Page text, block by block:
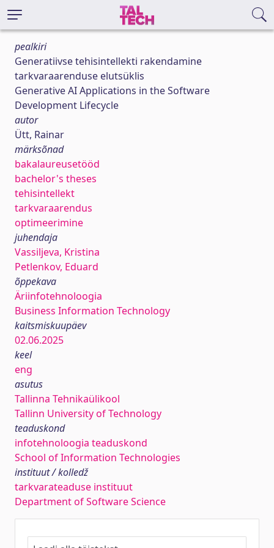
pealkiri
Generatiivse tehisintellekti rakendamine
tarkvaraarenduse elutsüklis
Generative AI Applications in the Software
Development Lifecycle
autor
Ütt, Rainar
märksõnad
bakalaureusetööd
bachelor's theses
tehisintellekt
tarkvaraarendus
optimeerimine
juhendaja
Vassiljeva, Kristina
Petlenkov, Eduard
õppekava
Äriinfotehnoloogia
Business Information Technology
kaitsmiskuupäev
02.06.2025
keel
eng
asutus
Tallinna Tehnikaülikool
Tallinn University of Technology
teaduskond
infotehnoloogia teaduskond
School of Information Technologies
instituut / kolledž
tarkvarateaduse instituut
Department of Software Science